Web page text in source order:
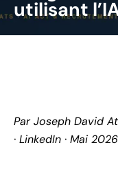
utilisant
ParJoseph David
· LinkedIn · Mai 2026